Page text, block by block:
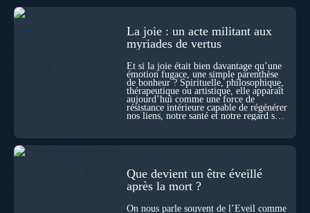
disparaître ? Au fil de cet échange, Nicolas raconte ses
expériences les plus troublantes : visions vérifiées,
explorations du cosmos, présence d’autres consciences
durant ses sorties, protocoles scientifiques… et toujours, cette
sensation étrange d’être relié à bien plus vaste que lui-même
! Sommes-nous à l’aube d’une révolution de la conscience ?
Sans doute. Mais encore faut-il accepter d’explorer ces
territoires avec lucidité, et rigueur…
La joie : un acte militant aux
myriades de vertus
Et si la joie était bien davantage qu’une
émotion fugace, une simple parenthèse
de bonheur ? Spirituelle, philosophique,
thérapeutique ou artistique, elle apparaît
aujourd’hui comme une force de
résistance intérieure capable de régénérer
nos liens, notre santé et notre regard sur
Que devient un être éveillé
après la mort ?
On nous parle souvent de l’Éveil comme